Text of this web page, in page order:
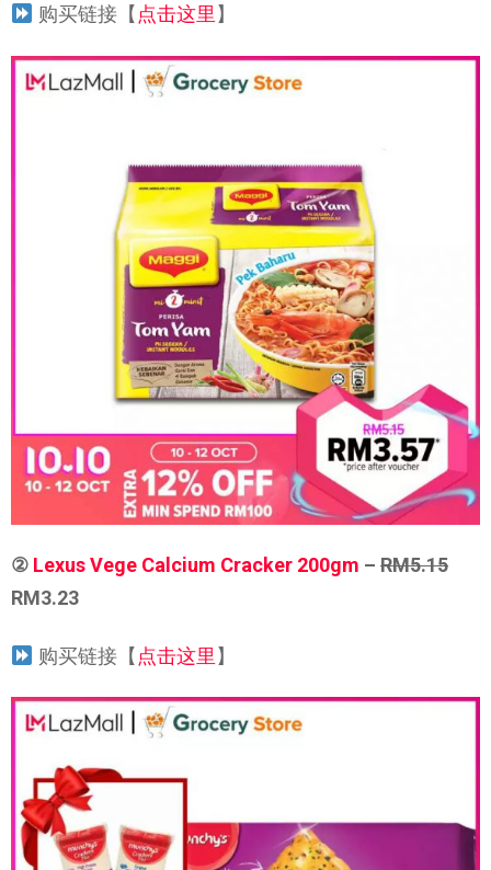
购买链接【 点击这里 】
② Lexus Vege Calcium Cracker 200gm – RM5.15
RM3.23
购买链接【 点击这里 】